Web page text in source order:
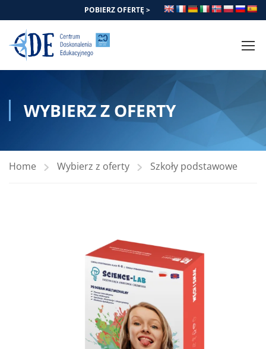
POBIERZ OFERTĘ >
WYBIERZ Z OFERTY
Home Wybierz z oferty Szkoły podstawowe